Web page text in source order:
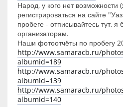
Народ, у кого нет возможности
регистрироваться на сайте
пробеге - отписывайтесь тут, я
организаторам.
Наши фотоотчёты по пробегу
http://www.samaracb.ru/
albumid=189
http://www.samaracb.ru/
albumid=139
http://www.samaracb.ru/
albumid=140